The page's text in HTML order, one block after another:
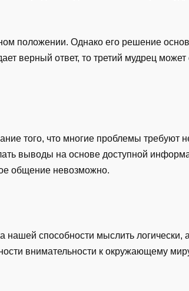
положении. Однако его решение
верный ответ, то третий мудрец может
того, что многие проблемы требуют
выводы на основе доступной
общение невозможно.
нашей способности мыслить логически,
внимательности к окружающему